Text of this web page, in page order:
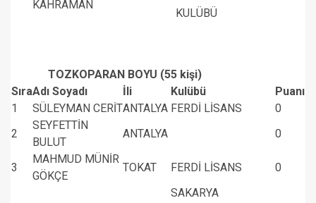
KAHRAMAN
KULÜBÜ
TOZKOPARAN BOYU (55 kişi)
SıraAdı Soyadı İli Kulübü
Puanı
1
SÜLEYMAN CERİTANTALYA FERDİ LİSANS
0
2
SEYFETTİN
BULUT
ANTALYA 0
3
MAHMUD MÜNİR
GÖKÇE
TOKAT FERDİ LİSANS 0
SAKARYA